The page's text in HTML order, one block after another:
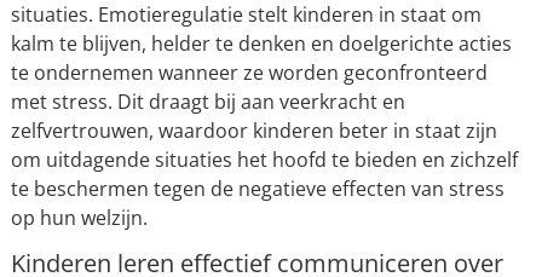
situaties. Emotieregulatie stelt kinderen in staat om
kalm te blijven, helder te denken en doelgerichte acties
te ondernemen wanneer ze worden geconfronteerd
met stress. Dit draagt bij aan veerkracht en
zelfvertrouwen, waardoor kinderen beter in staat zijn
om uitdagende situaties het hoofd te bieden en zichzelf
te beschermen tegen de negatieve effecten van stress
op hun welzijn.
Kinderen leren effectief communiceren over